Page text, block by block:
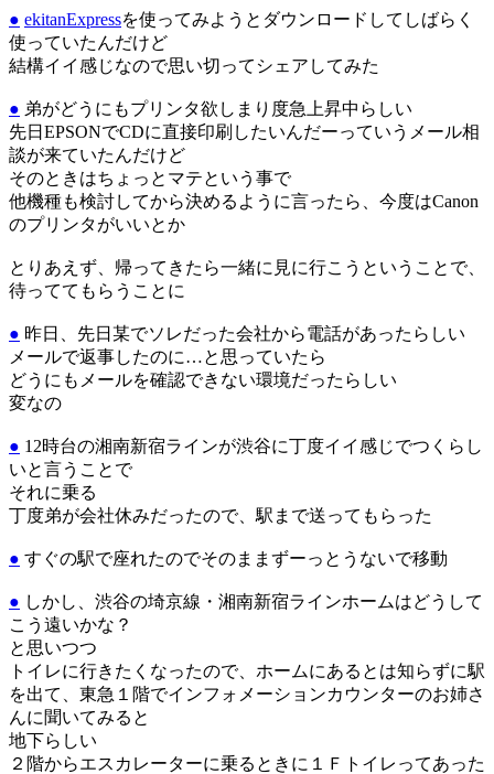
● ekitanExpressを使ってみようとダウンロードしてしばらく
使っていたんだけど
結構イイ感じなので思い切ってシェアしてみた
● 弟がどうにもプリンタ欲しまり度急上昇中らしい
先日EPSONでCDに直接印刷したいんだーっていうメール相
談が来ていたんだけど
そのときはちょっとマテという事で
他機種も検討してから決めるように言ったら、今度はCanon
のプリンタがいいとか
とりあえず、帰ってきたら一緒に見に行こうということで、
待っててもらうことに
● 昨日、先日某でソレだった会社から電話があったらしい
メールで返事したのに…と思っていたら
どうにもメールを確認できない環境だったらしい
変なの
● 12時台の湘南新宿ラインが渋谷に丁度イイ感じでつくらし
いと言うことで
それに乗る
丁度弟が会社休みだったので、駅まで送ってもらった
● すぐの駅で座れたのでそのままずーっとうないで移動
● しかし、渋谷の埼京線・湘南新宿ラインホームはどうして
こう遠いかな？
と思いつつ
トイレに行きたくなったので、ホームにあるとは知らずに駅
を出て、東急１階でインフォメーションカウンターのお姉さ
んに聞いてみると
地下らしい
２階からエスカレーターに乗るときに１Ｆトイレってあった